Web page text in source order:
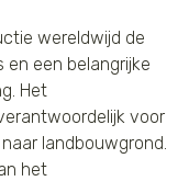
wereldwijd de
een belangrijke
Het
voor
landbouwgrond.
het